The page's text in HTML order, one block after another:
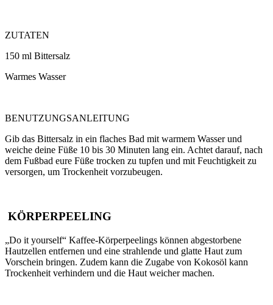
ZUTATEN
150 ml Bittersalz
Warmes Wasser
BENUTZUNGSANLEITUNG
Gib das Bittersalz in ein flaches Bad mit warmem Wasser und
weiche deine Füße 10 bis 30 Minuten lang ein. Achtet darauf, nach
dem Fußbad eure Füße trocken zu tupfen und mit Feuchtigkeit zu
versorgen, um Trockenheit vorzubeugen.
KÖRPERPEELING
„Do it yourself“ Kaffee-Körperpeelings können abgestorbene
Hautzellen entfernen und eine strahlende und glatte Haut zum
Vorschein bringen. Zudem kann die Zugabe von Kokosöl kann
Trockenheit verhindern und die Haut weicher machen.